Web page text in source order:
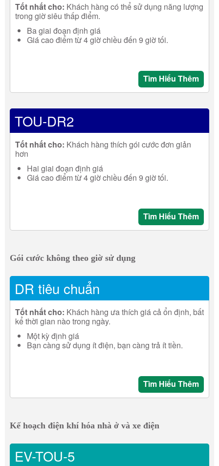
Tốt nhất cho: Khách hàng có thể sử dụng năng lượng
trong giờ siêu thấp điểm.
Ba giai đoạn định giá
Giá cao điểm từ 4 giờ chiều đến 9 giờ tối.
Tìm Hiểu Thêm
TOU-DR2
Tốt nhất cho: Khách hàng thích gói cước đơn giản
hơn
Hai giai đoạn định giá
Giá cao điểm từ 4 giờ chiều đến 9 giờ tối.
Tìm Hiểu Thêm
Gói cước không theo giờ sử dụng
DR tiêu chuẩn
Tốt nhất cho: Khách hàng ưa thích giá cả ổn định, bất
kể thời gian nào trong ngày.
Một kỳ định giá
Bạn càng sử dụng ít điện, bạn càng trả ít tiền.
Tìm Hiểu Thêm
Kế hoạch điện khí hóa nhà ở và xe điện
EV-TOU-5